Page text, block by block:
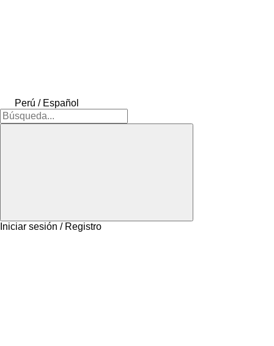
Perú / Español
Iniciar sesión / Registro